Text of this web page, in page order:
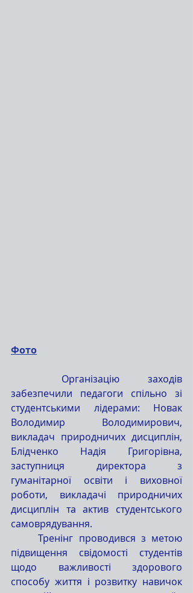
Фото
забезпечили педагоги спільно зі
студентськими лідерами: Новак
Володимир Володимирович,
викладач природничих дисциплін,
Блідченко Надія Григорівна,
заступниця директора з
гуманітарної освіти і виховної
роботи, викладачі природничих
дисциплін та актив студентського
самоврядування.
	Тренінг проводився з метою
підвищення свідомості студентів
щодо важливості здорового
способу життя і розвитку навичок